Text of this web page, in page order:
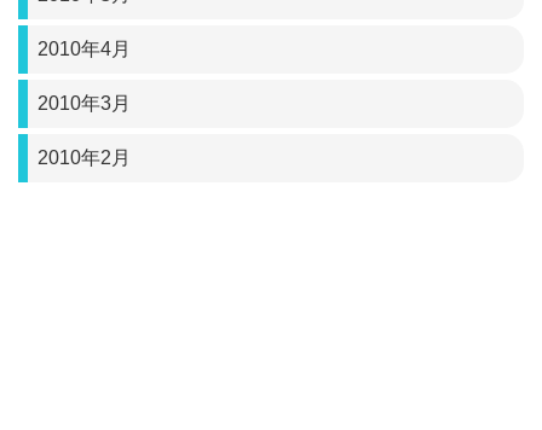
2010年4月
2010年3月
2010年2月